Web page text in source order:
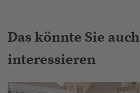
Das könnte Sie auch
interessieren